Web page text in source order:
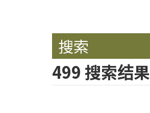
搜索
499 搜索结果